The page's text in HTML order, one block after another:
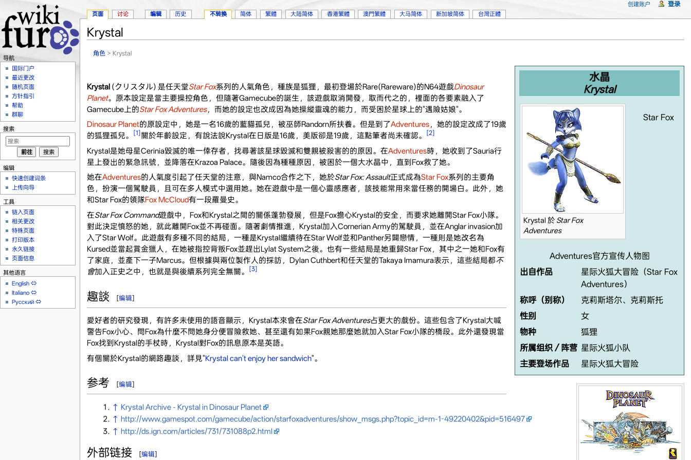
Krystal
角色 > Krystal
水晶
Krystal
Krystal 於 Star Fox
Adventures
Star Fox
Adventures官方宣传人物图
出自作品
星际火狐大冒险（Star Fox
Adventures）
称呼（别称）
克莉斯塔尔、克莉斯托
性别
女
物种
狐狸
所属组织／阵营 星际火狐小队
主要登场作品
星际火狐大冒险
Krystal(クリスタル) 是任天堂Star Fox系列的人氣角色，種族是狐狸，最初登場於Rare(Rareware)的N64遊戲Dinosaur
Planet。原本設定是當主要操控角色，但隨著Gamecube的誕生，該遊戲取消開發，取而代之的，裡面的各要素融入了
Gamecube上的Star Fox Adventures，而她的設定也改成因為她操縱靈魂的能力，而受困於星球上的"遇險姑娘"。
Dinosaur Planet的原設定中，她是一名16歲的藍貓孤兒，被巫師Randorn所扶養。但是到了Adventures，她的設定改成了19歲
的狐狸孤兒。
[1] 關於年齡設定，有說法說Krystal在日版是16歲，美版卻是19歲，這點筆者尚未確認。 [2]
Krystal是她母星Cerinia毀滅的唯一倖存者，找尋著該星球毀滅和雙親被殺害的的原因。在Adventures時，她收到了Sauria行
星上發出的緊急訊號，並降落在Krazoa Palace。隨後因為種種原因，被困於一個大水晶中，直到Fox救了她。
她在Adventures的人氣度引起了任天堂的注意，與Namco合作之下，她於Star Fox: Assault正式成為Star Fox系列的主要角
色，扮演一個駕駛員，且可在多人模式中選用她。她在遊戲中是一個心靈感應者，該技能常用來當任務的開場白。此外，她
和Star Fox的領隊Fox McCloud有一段羅曼史。
在Star Fox Command遊戲中，Fox和Krystal之間的關係蓬勃發展，但是Fox擔心Krystal的安全，而要求她離開Star Fox小隊。
對此決定憤怒的她，就此離開Fox並不再碰面。隨著劇情推進，Krystal加入Cornerian Army的駕駛員，並在Anglar invasion加
入了Star Wolf。此遊戲有多種不同的結局，一種是Krystal繼續待在Star Wolf並和Panther另闢戀情，一種則是她改名為
Kursed並當起賞金獵人，在她被指控背叛Fox並趕出Lylat System之後。也有一些結局是她重歸Star Fox，其中之一她和Fox有
了家庭，並產下一子Marcus。但根據與兩位製作人的採訪，Dylan Cuthbert和任天堂的Takaya Imamura表示，這些結局都不
會加入正史之中，也就是與後續系列完全無關。 [3]
趣談 [编辑]
愛好者的研究發現，有許多未使用的語音顯示，Krystal本來會在Star Fox Adventures占更大的戲份。這些包含了Krystal大喊
警告Fox小心、問Fox為什麼不問她身分便冒險救她、甚至還有如果Fox親她那麼她就加入Star Fox小隊的橋段。此外還發現當
Fox找到Krystal的手杖時，Krystal對Fox的訊息原本是英語。
有個關於Krystal的網路趣談，詳見"Krystal can't enjoy her sandwich"。
参考 [编辑]
↑ Krystal Archive - Krystal in Dinosaur Planet
↑ http://www.gamespot.com/gamecube/action/starfoxadventures/show_msgs.php?topic_id=m-1-49220402&pid=516497
↑ http://ds.ign.com/articles/731/731088p2.html
外部链接 [编辑]
页面 讨论 编辑 历史 不转换 简体 繁體 大陆简体 香港繁體 澳門繁體 大马简体 新加坡简体 台灣正體
创建账户 登录
导航
国际门户
最近更改
随机页面
方针指引
帮助
群聊
搜索
编辑
快速创建词条
上传向导
工具
链入页面
相关更改
特殊页面
打印版本
永久链接
页面信息
其他语言
English ⇔
Italiano ⇔
Русский ⇔